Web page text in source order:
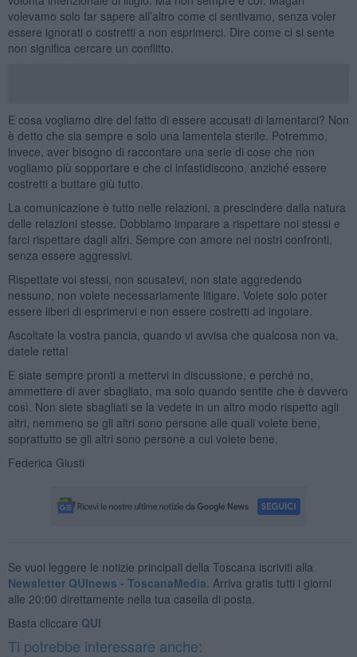
volevamo solo far sapere all’altro come ci sentivamo, senza voler
essere ignorati o costretti a non esprimerci. Dire come ci si sente
non significa cercare un conflitto.
E cosa vogliamo dire del fatto di essere accusati di lamentarci? Non
è detto che sia sempre e solo una lamentela sterile. Potremmo,
invece, aver bisogno di raccontare una serie di cose che non
vogliamo più sopportare e che ci infastidiscono, anziché essere
costretti a buttare giù tutto.
La comunicazione è tutto nelle relazioni, a prescindere dalla natura
delle relazioni stesse. Dobbiamo imparare a rispettare noi stessi e
farci rispettare dagli altri. Sempre con amore nei nostri confronti,
senza essere aggressivi.
Rispettate voi stessi, non scusatevi, non state aggredendo
nessuno, non volete necessariamente litigare. Volete solo poter
essere liberi di esprimervi e non essere costretti ad ingoiare.
Ascoltate la vostra pancia, quando vi avvisa che qualcosa non va,
datele retta!
E siate sempre pronti a mettervi in discussione, e perché no,
ammettere di aver sbagliato, ma solo quando sentite che è davvero
così. Non siete sbagliati se la vedete in un altro modo rispetto agli
altri, nemmeno se gli altri sono persone alle quali volete bene,
soprattutto se gli altri sono persone a cui volete bene.
Federica Giusti
Se vuoi leggere le notizie principali della Toscana iscriviti alla
Newsletter QUInews - ToscanaMedia. Arriva gratis tutti i giorni
alle 20:00 direttamente nella tua casella di posta.
Basta cliccare QUI
Ti potrebbe interessare anche: